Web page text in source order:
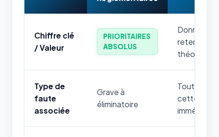
Chiffre clé
/ Valeur
PRIORITAIRES
ABSOLUS
Donnée
retenir par
théorique.
Type de
faute
associée
Grave à
éliminatoire
Toute
cette